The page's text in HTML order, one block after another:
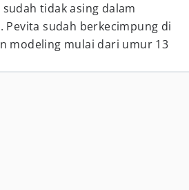
sudah tidak asing dalam
Pevita sudah berkecimpung di
modeling mulai dari umur 13